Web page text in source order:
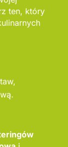
ten, który